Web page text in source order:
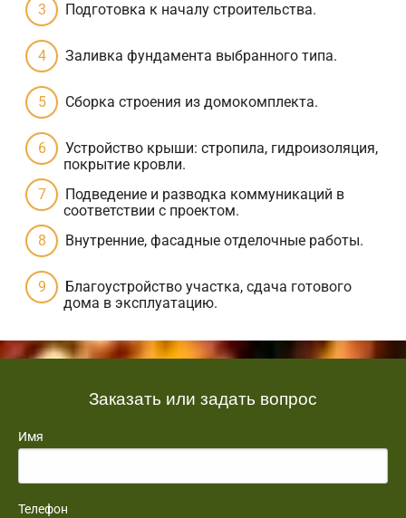
Подготовка к началу строительства.
Заливка фундамента выбранного типа.
Сборка строения из домокомплекта.
Устройство крыши: стропила, гидроизоляция,
покрытие кровли.
Подведение и разводка коммуникаций в
соответствии с проектом.
Внутренние, фасадные отделочные работы.
Благоустройство участка, сдача готового
дома в эксплуатацию.
Заказать или задать вопрос
Имя
Телефон